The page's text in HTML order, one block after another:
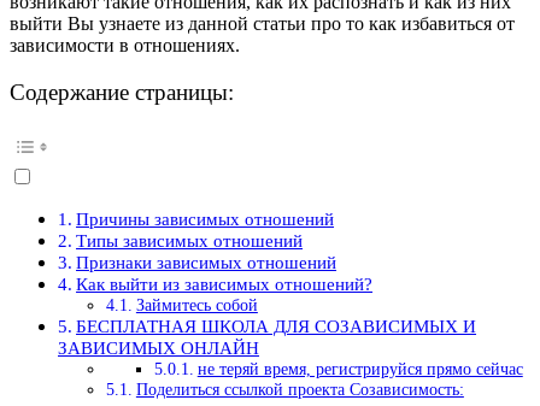
выйти Вы узнаете из данной статьи про то как избавиться от
зависимости в отношениях.
Содержание страницы:
Причины зависимых отношений
Типы зависимых отношений
Признаки зависимых отношений
Как выйти из зависимых отношений?
Займитесь собой
БЕСПЛАТНАЯ ШКОЛА ДЛЯ СОЗАВИСИМЫХ И
ЗАВИСИМЫХ ОНЛАЙН
не теряй время, регистрируйся прямо сейчас
Поделиться ссылкой проекта Созависимость: